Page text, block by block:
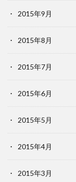
2015年9月
2015年8月
2015年7月
2015年6月
2015年5月
2015年4月
2015年3月